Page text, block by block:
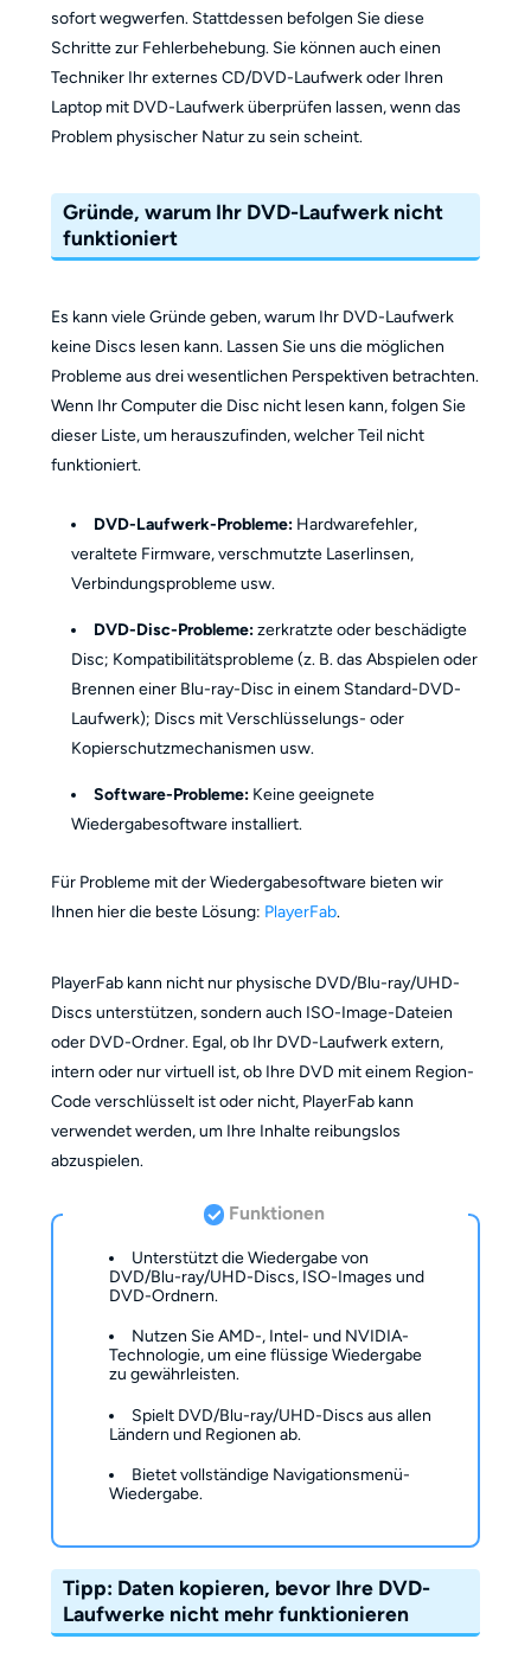
sofort wegwerfen. Stattdessen befolgen Sie diese
Schritte zur Fehlerbehebung. Sie können auch einen
Techniker Ihr externes CD/DVD-Laufwerk oder Ihren
Laptop mit DVD-Laufwerk überprüfen lassen, wenn das
Problem physischer Natur zu sein scheint.
Gründe, warum Ihr DVD-Laufwerk nicht
funktioniert
Es kann viele Gründe geben, warum Ihr DVD-Laufwerk
keine Discs lesen kann. Lassen Sie uns die möglichen
Probleme aus drei wesentlichen Perspektiven betrachten.
Wenn Ihr Computer die Disc nicht lesen kann, folgen Sie
dieser Liste, um herauszufinden, welcher Teil nicht
funktioniert.
DVD-Laufwerk-Probleme: Hardwarefehler,
veraltete Firmware, verschmutzte Laserlinsen,
Verbindungsprobleme usw.
DVD-Disc-Probleme:zerkratzte oder beschädigte
Disc; Kompatibilitätsprobleme (z. B. das Abspielen oder
Brennen einer Blu-ray-Disc in einem Standard-DVD-
Laufwerk); Discs mit Verschlüsselungs- oder
Kopierschutzmechanismen usw.
Software-Probleme: Keine geeignete
Wiedergabesoftware installiert.
Für Probleme mit der Wiedergabesoftware bieten wir
Ihnen hier die beste Lösung: PlayerFab.
PlayerFab kann nicht nur physische DVD/Blu-ray/UHD-
Discs unterstützen, sondern auch ISO-Image-Dateien
oder DVD-Ordner. Egal, ob Ihr DVD-Laufwerk extern,
intern oder nur virtuell ist, ob Ihre DVD mit einem Region-
Code verschlüsselt ist oder nicht, PlayerFab kann
verwendet werden, um Ihre Inhalte reibungslos
abzuspielen.
Funktionen
Unterstützt die Wiedergabe von
DVD/Blu-ray/UHD-Discs, ISO-Images und
DVD-Ordnern.
Nutzen Sie AMD-, Intel- und NVIDIA-
Technologie, um eine flüssige Wiedergabe
zu gewährleisten.
Spielt DVD/Blu-ray/UHD-Discs aus allen
Ländern und Regionen ab.
Bietet vollständige Navigationsmenü-
Wiedergabe.
Tipp: Daten kopieren, bevor Ihre DVD-
Laufwerke nicht mehr funktionieren